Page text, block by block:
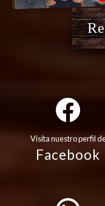
Visita nuestro perfil
Facebook